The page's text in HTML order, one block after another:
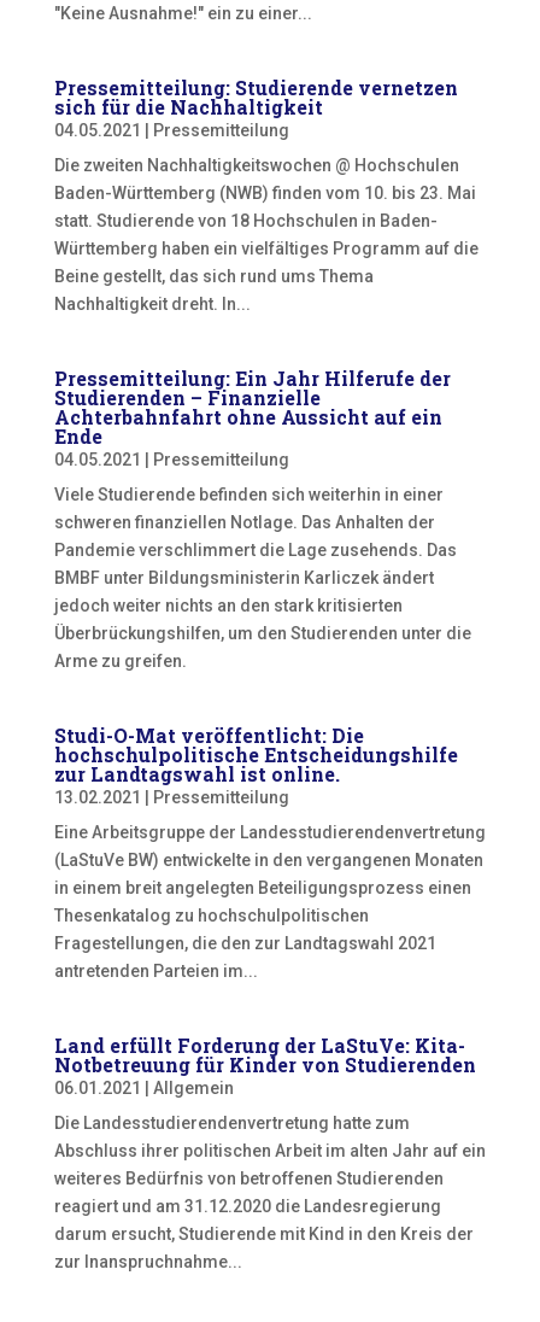
"Keine Ausnahme!" ein zu einer...
Pressemitteilung: Studierende vernetzen
sich für die Nachhaltigkeit
04.05.2021
Pressemitteilung
Die zweiten Nachhaltigkeitswochen @ Hochschulen
Baden-Württemberg (NWB) finden vom 10. bis 23. Mai
statt. Studierende von 18 Hochschulen in Baden-
Württemberg haben ein vielfältiges Programm auf die
Beine gestellt, das sich rund ums Thema
Nachhaltigkeit dreht. In...
Pressemitteilung: Ein Jahr Hilferufe der
Studierenden – Finanzielle
Achterbahnfahrt ohne Aussicht auf ein
Ende
04.05.2021
Pressemitteilung
Viele Studierende befinden sich weiterhin in einer
schweren finanziellen Notlage. Das Anhalten der
Pandemie verschlimmert die Lage zusehends. Das
BMBF unter Bildungsministerin Karliczek ändert
jedoch weiter nichts an den stark kritisierten
Überbrückungshilfen, um den Studierenden unter die
Arme zu greifen.
Studi-O-Mat veröffentlicht: Die
hochschulpolitische Entscheidungshilfe
zur Landtagswahl ist online.
13.02.2021
Pressemitteilung
Eine Arbeitsgruppe der Landesstudierendenvertretung
(LaStuVe BW) entwickelte in den vergangenen Monaten
in einem breit angelegten Beteiligungsprozess einen
Thesenkatalog zu hochschulpolitischen
Fragestellungen, die den zur Landtagswahl 2021
antretenden Parteien im...
Land erfüllt Forderung der LaStuVe: Kita-
Notbetreuung für Kinder von Studierenden
06.01.2021
Allgemein
Die Landesstudierendenvertretung hatte zum
Abschluss ihrer politischen Arbeit im alten Jahr auf ein
weiteres Bedürfnis von betroffenen Studierenden
reagiert und am 31.12.2020 die Landesregierung
darum ersucht, Studierende mit Kind in den Kreis der
zur Inanspruchnahme...